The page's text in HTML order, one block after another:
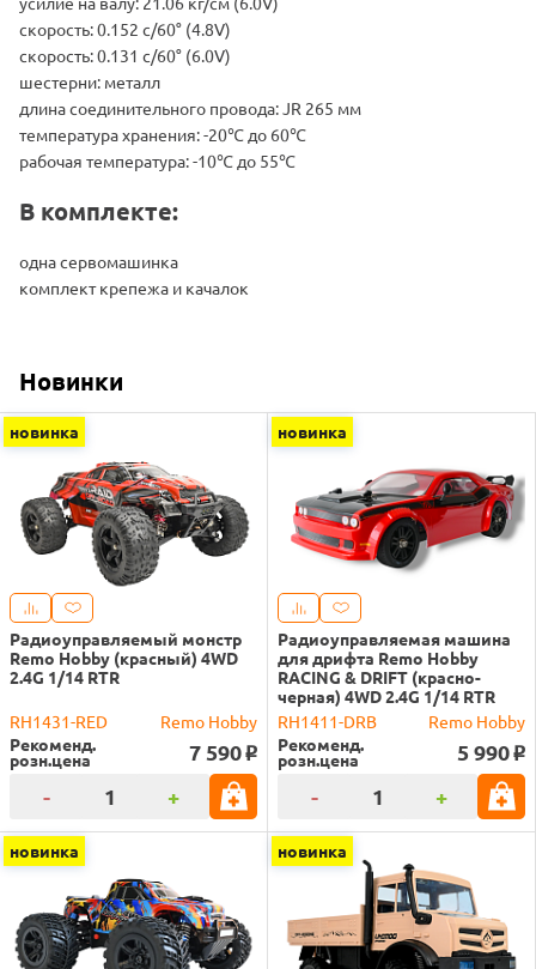
скорость: 0.152 с/60° (4.8V)
скорость: 0.131 с/60° (6.0V)
шестерни: металл
длина соединительного провода: JR 265 мм
температура хранения: -20℃ до 60℃
рабочая температура: -10℃ до 55℃
В комплекте:
одна сервомашинка
комплект крепежа и качалок
Новинки
новинка
Радиоуправляемый монстр
Remo Hobby (красный) 4WD
2.4G 1/14 RTR
RH1431-RED
Remo Hobby
Рекоменд.
розн.цена 7 590 o
- +
новинка
Радиоуправляемая машина
для дрифта Remo Hobby
RACING & DRIFT (красно-
черная) 4WD 2.4G 1/14 RTR
RH1411-DRB
Remo Hobby
Рекоменд.
розн.цена 5 990 o
- +
новинка новинка